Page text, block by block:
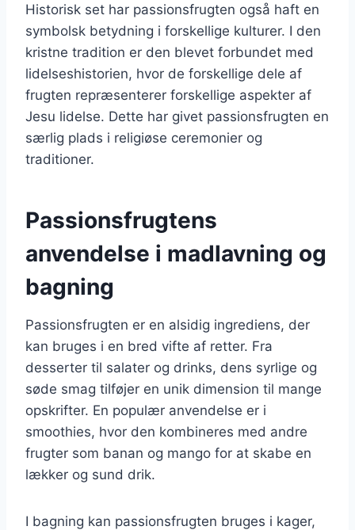
Historisk set har passionsfrugten også haft en
symbolsk betydning i forskellige kulturer. I den
kristne tradition er den blevet forbundet med
lidelseshistorien, hvor de forskellige dele af
frugten repræsenterer forskellige aspekter af
Jesu lidelse. Dette har givet passionsfrugten en
særlig plads i religiøse ceremonier og
traditioner.
Passionsfrugtens
anvendelse i madlavning og
bagning
Passionsfrugten er en alsidig ingrediens, der
kan bruges i en bred vifte af retter. Fra
desserter til salater og drinks, dens syrlige og
søde smag tilføjer en unik dimension til mange
opskrifter. En populær anvendelse er i
smoothies, hvor den kombineres med andre
frugter som banan og mango for at skabe en
lækker og sund drik.
I bagning kan passionsfrugten bruges i kager,